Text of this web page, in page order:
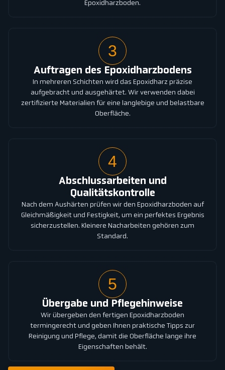
Epoxidharzboden.
3
Auftragen des Epoxidharzbodens
In mehreren Schichten wird das Epoxidharz präzise
aufgebracht und ausgehärtet. Wir verwenden dabei
zertifizierte Materialien für eine langlebige und belastbare
Oberfläche.
4
Abschlussarbeiten und
Qualitätskontrolle
Nach dem Aushärten prüfen wir den Epoxidharzboden auf
Gleichmäßigkeit und Festigkeit, um ein perfektes Ergebnis
sicherzustellen. Kleinere Nacharbeiten gehören zum
Standard.
5
Übergabe und Pflegehinweise
Wir übergeben den fertigen Epoxidharzboden
termingerecht und geben Ihnen praktische Tipps zur
Reinigung und Pflege, damit die Oberfläche lange ihre
Eigenschaften behält.